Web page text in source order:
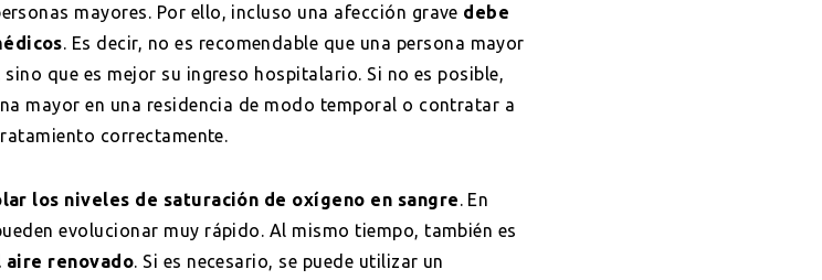
mayores. Por ello, incluso una afección grave debe
. Es decir, no es recomendable que una persona mayor
que es mejor su ingreso hospitalario. Si no es posible,
mayor en una residencia de modo temporal o contratar a
correctamente.
los niveles de saturación de oxígeno en sangre. En
evolucionar muy rápido. Al mismo tiempo, también es
aire renovado. Si es necesario, se puede utilizar un